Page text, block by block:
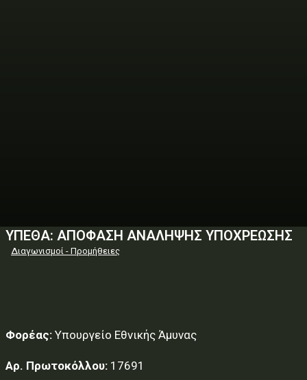
ΥΠΕΘΑ: ΑΠΟΦΑΣΗ ΑΝΑΛΗΨΗΣ ΥΠΟΧΡΕΩΣΗΣ
Διαγωνισμοί - Προμήθειες
Φορέας: Υπουργείο Εθνικής Άμυνας
Αρ. Πρωτοκόλλου: 17691